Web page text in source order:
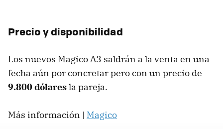
Precio y disponibilidad
Los nuevos Magico A3 saldrán a la venta en una
fecha aún por concretar pero con un precio de
9.800 dólaresla pareja.
Más información | Magico